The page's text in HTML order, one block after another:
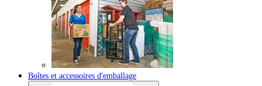
Boîtes et accessoires d'emballage